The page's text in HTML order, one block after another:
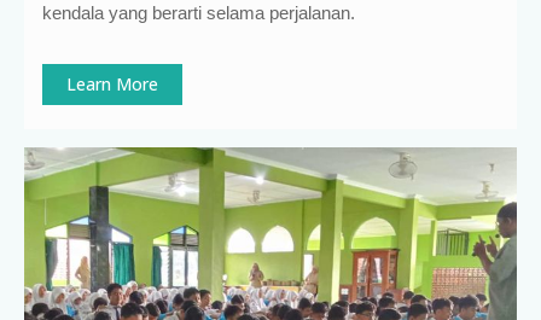
kendala yang berarti selama perjalanan.
Learn More